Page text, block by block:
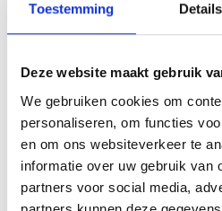
Toestemming Details
Deze website maakt gebruik
We gebruiken cookies om
personaliseren, om functies
en om ons websiteverkeer te
informatie over uw gebruik van
partners voor social media,
starstar star
Tim uit Katwijk
Veelgestelde
beton